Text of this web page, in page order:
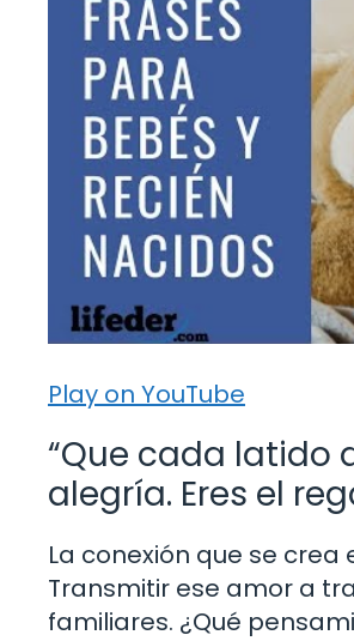
Play on YouTube
“Que cada latido
alegría. Eres el
La conexión que se
Transmitir ese amor a
familiares. ¿Qué